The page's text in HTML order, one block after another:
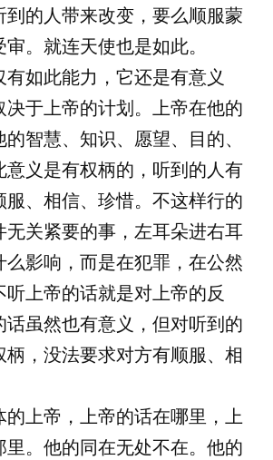
到的人带来改变，要么顺服蒙
。就连天使也是如此。
如此能力，它还是有意义
决于上帝的计划。上帝在他的
智慧、知识、愿望、目的、
意义是有权柄的，听到的人有
服、相信、珍惜。不这样行的
无关紧要的事，左耳朵进右耳
么影响，而是在犯罪，在公然
上帝的话就是对上帝的反
虽然也有意义，但对听到的
柄，没法要求对方有顺服、相
上帝，上帝的话在哪里，上
。他的同在无处不在。他的